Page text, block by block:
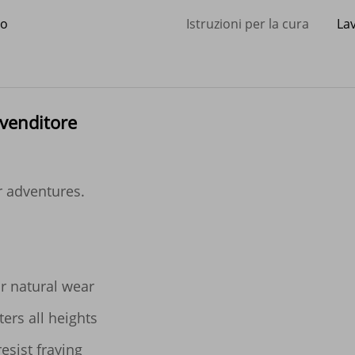
Istruzioni per la cura
natural wear
all heights
fraying